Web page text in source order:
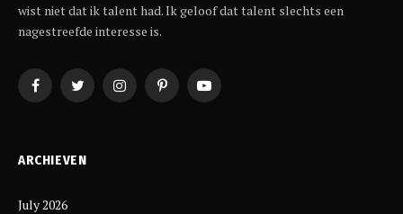
wist niet dat ik talent had. Ik geloof dat talent slechts een
nagestreefde interesse is.
FacebookTwitterInstagramPinterestYouTube
ARCHIEVEN
July 2026